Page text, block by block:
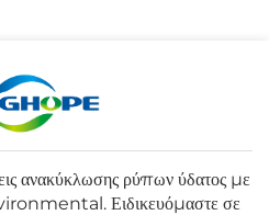
ανακύκλωσης ρύπων ύδατος με
Ειδικευόμαστε σε